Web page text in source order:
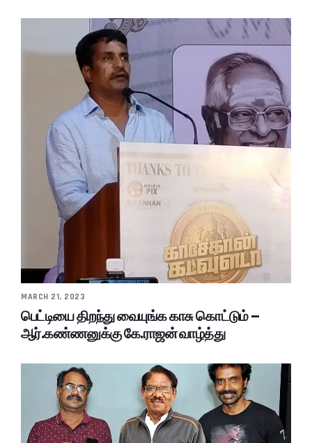
MARCH 21, 2023
பெட்டியை திறந்து வையுங்க காசு கொட்டும் –
ஆர்.கண்ணனுக்கு கே.ராஜன் வாழ்த்து